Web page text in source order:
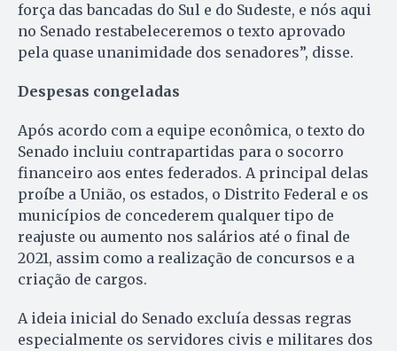
força das bancadas do Sul e do Sudeste, e nós aqui
no Senado restabeleceremos o texto aprovado
pela quase unanimidade dos senadores”, disse.
Despesas congeladas
Após acordo com a equipe econômica, o texto do
Senado incluiu contrapartidas para o socorro
financeiro aos entes federados. A principal delas
proíbe a União, os estados, o Distrito Federal e os
municípios de concederem qualquer tipo de
reajuste ou aumento nos salários até o final de
2021, assim como a realização de concursos e a
criação de cargos.
A ideia inicial do Senado excluía dessas regras
especialmente os servidores civis e militares dos